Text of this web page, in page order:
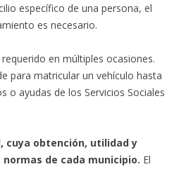
específico de una persona, el
es necesario.
en múltiples ocasiones.
para matricular un vehículo hasta
o ayudas de los Servicios Sociales
cuya obtención, utilidad y
de cada municipio. El